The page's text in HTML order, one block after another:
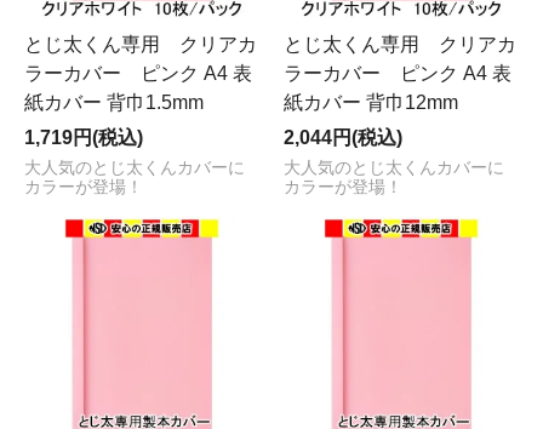
とじ太くん専用 クリアカ
ラーカバー ピンク A4 表
紙カバー 背巾1.5mm
1,719円(税込)
大人気のとじ太くんカバーに
カラーが登場！
とじ太くん専用 クリアカ
ラーカバー ピンク A4 表
紙カバー 背巾12mm
2,044円(税込)
大人気のとじ太くんカバーに
カラーが登場！